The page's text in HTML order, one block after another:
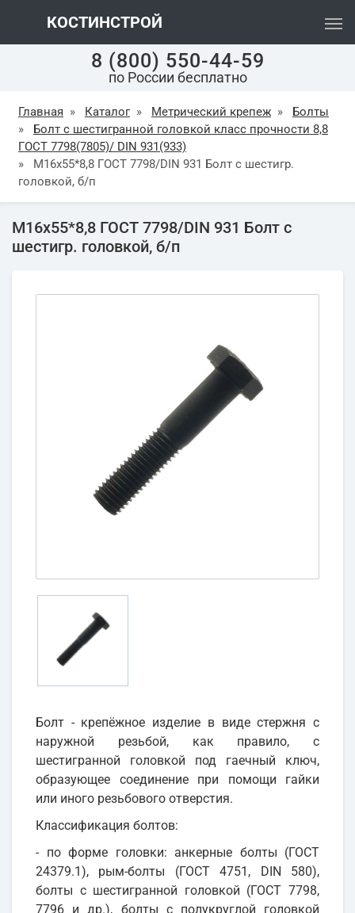
КОСТИНСТРОЙ
8 (800) 550-44-59
по России бесплатно
Главная » Каталог » Метрический крепеж »
Болты
»
Болт с шестигранной головкой класс прочности 8,8
ГОСТ 7798(7805)/ DIN 931(933)
»
М16х55*8,8 ГОСТ 7798/DIN 931 Болт с шестигр.
головкой, б/п
М16х55*8,8 ГОСТ 7798/DIN 931 Болт с
шестигр. головкой, б/п
Болт - крепёжное изделие в виде стержня с
наружной резьбой, как правило, с
шестигранной головкой под гаечный ключ,
образующее соединение при помощи гайки
или иного резьбового отверстия.
Классификация болтов:
- по форме головки: анкерные болты (ГОСТ
24379.1), рым-болты (ГОСТ 4751, DIN 580),
болты с шестигранной головкой (ГОСТ 7798,
7796 и др.), болты с полукруглой головкой